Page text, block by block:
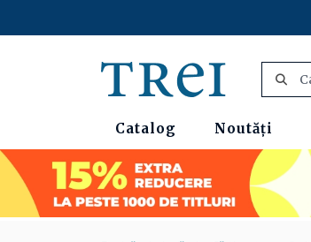
Catalog Noutăți